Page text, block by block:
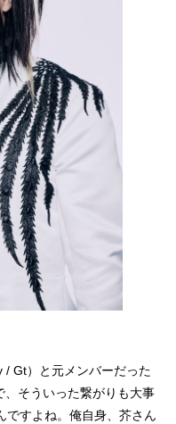
/ Gt）と元メンバーだった
そういった繋がりも大事
ですよね。俺自身、芥さん